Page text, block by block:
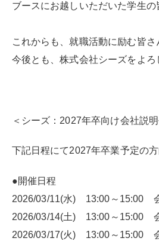
ブースにお越しいただいた学生
これからも、就職活動に励む皆
今後とも、株式会社シーズをよろ
＜シーズ：2027年卒向け会社説
下記日程にて2027年卒業予定の
●開催日程
2026/03/11(水) 13:00～15:00
2026/03/14(土) 13:00～15:00
2026/03/17(火) 13:00～15:00